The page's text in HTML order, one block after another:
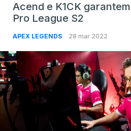
Acend e K1CK
Pro League S2
APEX LEGENDS 28 mar 2022